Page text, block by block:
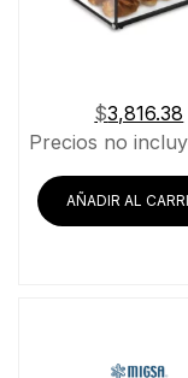
$3,816.38
Precios no
AÑADIR AL